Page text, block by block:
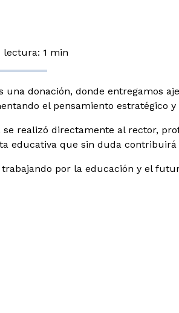
lectura: 1 min
una donación, donde entregamos
el pensamiento estratégico
se realizó directamente al rector,
educativa que sin duda
trabajando por la educación y el